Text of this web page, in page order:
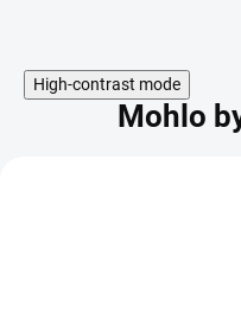
High-contrast mode
Mohlo